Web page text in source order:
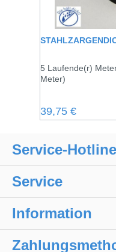
5 Laufende(r)
Meter)
Regulärer Preis:
39,75 €
Service-Hotline
Service
Information